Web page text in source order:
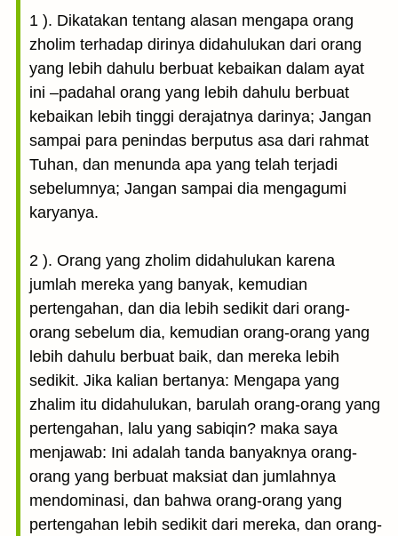
1 ). Dikatakan tentang alasan mengapa orang
zholim terhadap dirinya didahulukan dari orang
yang lebih dahulu berbuat kebaikan dalam ayat
ini –padahal orang yang lebih dahulu berbuat
kebaikan lebih tinggi derajatnya darinya; Jangan
sampai para penindas berputus asa dari rahmat
Tuhan, dan menunda apa yang telah terjadi
sebelumnya; Jangan sampai dia mengagumi
karyanya.
2 ). Orang yang zholim didahulukan karena
jumlah mereka yang banyak, kemudian
pertengahan, dan dia lebih sedikit dari orang-
orang sebelum dia, kemudian orang-orang yang
lebih dahulu berbuat baik, dan mereka lebih
sedikit. Jika kalian bertanya: Mengapa yang
zhalim itu didahulukan, barulah orang-orang yang
pertengahan, lalu yang sabiqin? maka saya
menjawab: Ini adalah tanda banyaknya orang-
orang yang berbuat maksiat dan jumlahnya
mendominasi, dan bahwa orang-orang yang
pertengahan lebih sedikit dari mereka, dan orang-